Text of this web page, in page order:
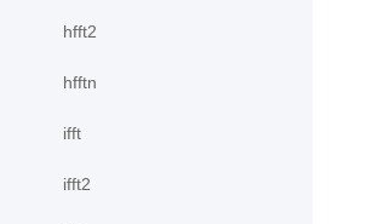
hfft2
hfftn
ifft
ifft2